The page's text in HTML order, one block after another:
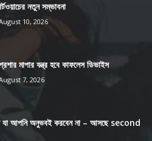
নতুন সম্ভাবনা
10, 2026
মাপার যন্ত্র হবে কাফলেস ডিভাইস
7, 2026
যা আপনি অনুভবই করবেন না – আসছে second